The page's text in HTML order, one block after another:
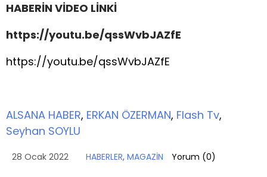
HABERİN VİDEO LİNKİ
https://youtu.be/qssWvbJAZfE
https://youtu.be/qssWvbJAZfE
ALSANA HABER, ERKAN ÖZERMAN, Flash Tv,
Seyhan SOYLU
28 Ocak 2022 HABERLER, MAGAZİN Yorum (0)